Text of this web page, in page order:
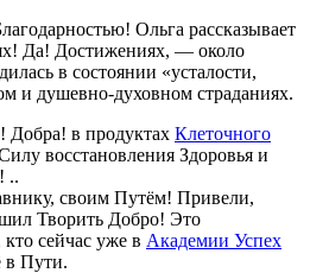
Ольга рассказывает
Да! Достижениях, — около
в состоянии «усталости,
и душевно-духовном страданиях.
в продуктах Клеточного
восстановления Здоровья и
..
своим Путём! Привели,
Творить Добро! Это
сейчас уже в Академии Успех
в Пути.